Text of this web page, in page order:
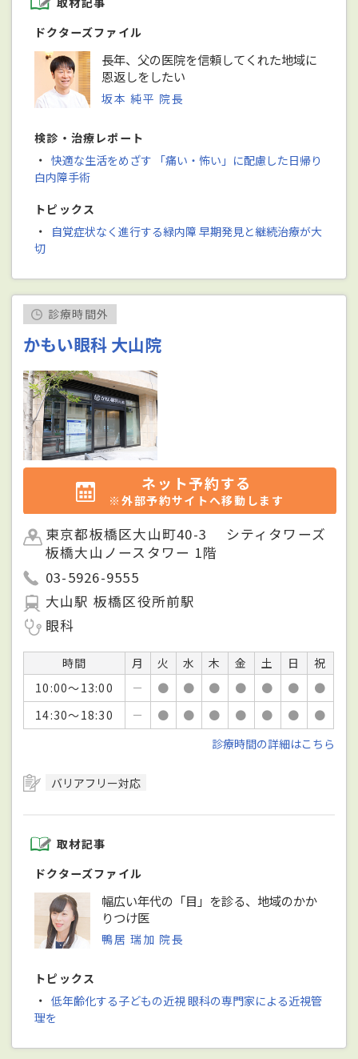
ドクターズファイル
長年、父の医院を信頼してくれた地域に
恩返しをしたい
坂本 純平 院長
検診・治療レポート
・ 快適な生活をめざす 「痛い・怖い」に配慮した日帰り
白内障手術
トピックス
・
自覚症状なく進行する緑内障 早期発見と継続治療が大
切
診療時間外
かもい眼科 大山院
ネット予約する
※外部予約サイトへ移動します
東京都板橋区大山町40-3 シティタワーズ
板橋大山ノースタワー 1階
03-5926-9555
大山駅 板橋区役所前駅
眼科
時間 月 火 水 木 金 土 日
祝
10:00～13:00
－ ● ● ● ● ● ●
●
14:30～18:30
－ ● ● ● ● ● ●
●
診療時間の詳細はこちら
バリアフリー対応
取材記事
ドクターズファイル
幅広い年代の「目」を診る、地域のかか
りつけ医
鴨居 瑞加 院長
トピックス
・ 低年齢化する子どもの近視 眼科の専門家による近視管
理を